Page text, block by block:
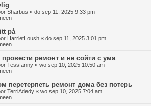
Sharbus « do sep 11, 2025 9:33 pm
på
HarrietLoush « do sep 11, 2025 3:01 pm
ремонт и не сойти с ума
Tessfanny « wo sep 10, 2025 10:50 am
перетерпеть ремонт дома без потерь
TerriAdedy « wo sep 10, 2025 7:04 am